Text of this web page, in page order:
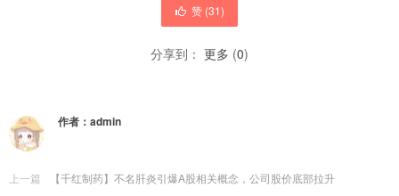
赞 (31)
分享到： 更多 (0)
作者： admin
上一篇
【千红制药】不名肝炎引爆A股相关概念，公司股价底部拉升